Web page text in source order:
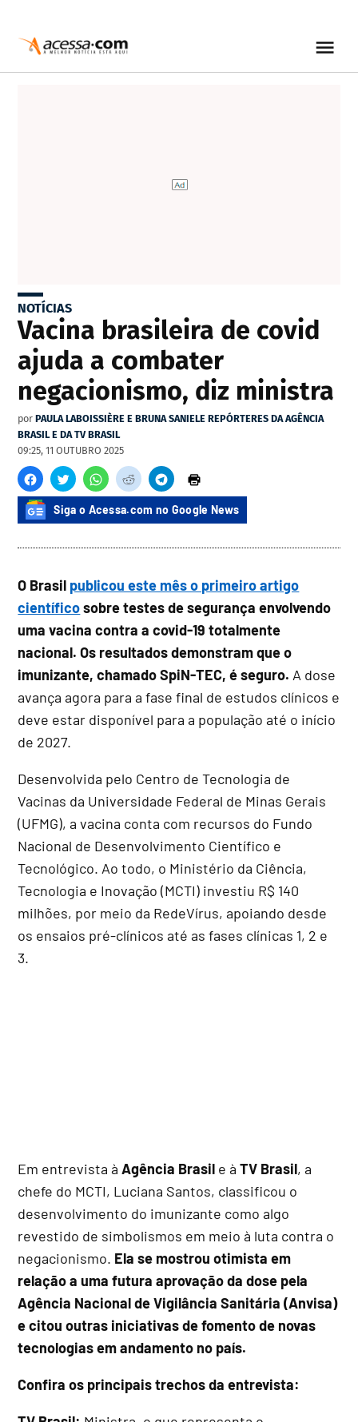
NOTÍCIAS
Vacina brasileira de covid
ajuda a combater
negacionismo, diz ministra
por PAULA LABOISSIÈRE E BRUNA SANIELE REPÓRTERES DA AGÊNCIA
BRASIL E DA TV BRASIL
09:25, 11 OUTUBRO 2025
Siga o Acessa.com no Google News
O Brasil publicou este mês o primeiro artigo
científicosobre testes de segurança envolvendo
uma vacina contra a covid-19 totalmente
nacional. Os resultados demonstram que o
imunizante, chamado SpiN-TEC, é seguro. A dose
avança agora para a fase final de estudos clínicos e
deve estar disponível para a população até o início
de 2027.
Desenvolvida pelo Centro de Tecnologia de
Vacinas da Universidade Federal de Minas Gerais
(UFMG), a vacina conta com recursos do Fundo
Nacional de Desenvolvimento Científico e
Tecnológico. Ao todo, o Ministério da Ciência,
Tecnologia e Inovação (MCTI) investiu R$ 140
milhões, por meio da RedeVírus, apoiando desde
os ensaios pré-clínicos até as fases clínicas 1, 2 e
3.
Em entrevista àAgência Brasil e àTV Brasil, a
chefe do MCTI, Luciana Santos, classificou o
desenvolvimento do imunizante como algo
revestido de simbolismos em meio à luta contra o
negacionismo. Ela se mostrou otimista em
relação a uma futura aprovação da dose pela
Agência Nacional de Vigilância Sanitária (Anvisa)
e citou outras iniciativas de fomento de novas
tecnologias em andamento no país.
Confira os principais trechos da entrevista: